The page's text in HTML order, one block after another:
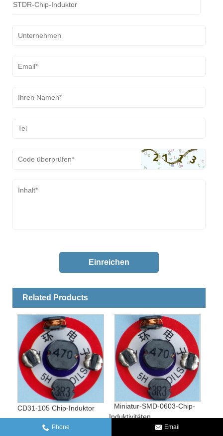
Related Products
CD31-105 Chip-Induktor
Miniatur-SMD-0603-Chip-
Induktivitäten